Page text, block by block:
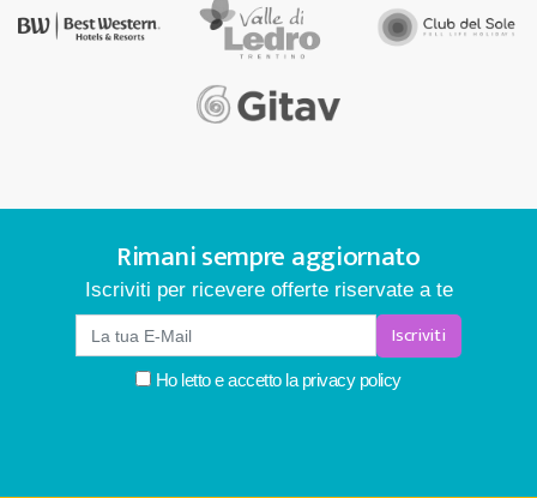
Rimani sempre aggiornato
Iscriviti per ricevere offerte riservate a te
Iscriviti
Ho letto e accetto la privacy policy